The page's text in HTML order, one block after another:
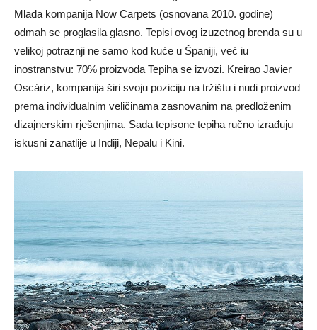
Mlada kompanija Now Carpets (osnovana 2010. godine)
odmah se proglasila glasno. Tepisi ovog izuzetnog brenda su u
velikoj potraznji ne samo kod kuće u Španiji, već iu
inostranstvu: 70% proizvoda Tepiha se izvozi. Kreirao Javier
Oscáriz, kompanija širi svoju poziciju na tržištu i nudi proizvod
prema individualnim veličinama zasnovanim na predloženim
dizajnerskim rješenjima. Sada tepisone tepiha ručno izrađuju
iskusni zanatlije u Indiji, Nepalu i Kini.